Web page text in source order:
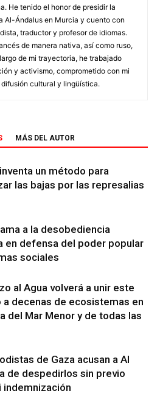
He tenido el honor de presidir la
Al-Ándalus en Murcia y cuento con
traductor y profesor de idiomas.
de manera nativa, así como ruso,
de mi trayectoria, he trabajado
y activismo, comprometido con mi
cultural y lingüística.
MÁS DEL AUTOR
inventa un método para
las bajas por las represalias
a la desobediencia
en defensa del poder popular
sociales
al Agua volverá a unir este
a decenas de ecosistemas en
del Mar Menor y de todas las
de Gaza acusan a Al
de despedirlos sin previo
indemnización